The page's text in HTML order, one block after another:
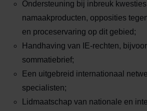
Ondersteuning bij inbreuk
namaakproducten, opposities
en proceservaring op dit gebied;
Handhaving van IE-rechten,
sommatiebrief;
Een uitgebreid internationaal
specialisten;
Lidmaatschap van nationale en